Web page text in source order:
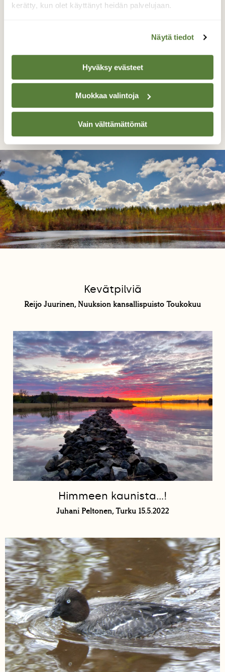
kerätty, kun olet käyttänyt heidän palvelujaan.
Näytä tiedot
Hyväksy evästeet
Muokkaa valintoja
Vain välttämättömät
Kissakuri nolla
Reijo Juurinen, Veikkola Toukokuu
Kevätpilviä
Reijo Juurinen, Nuuksion kansallispuisto Toukokuu
Himmeen kaunista…!
Juhani Peltonen, Turku 15.5.2022